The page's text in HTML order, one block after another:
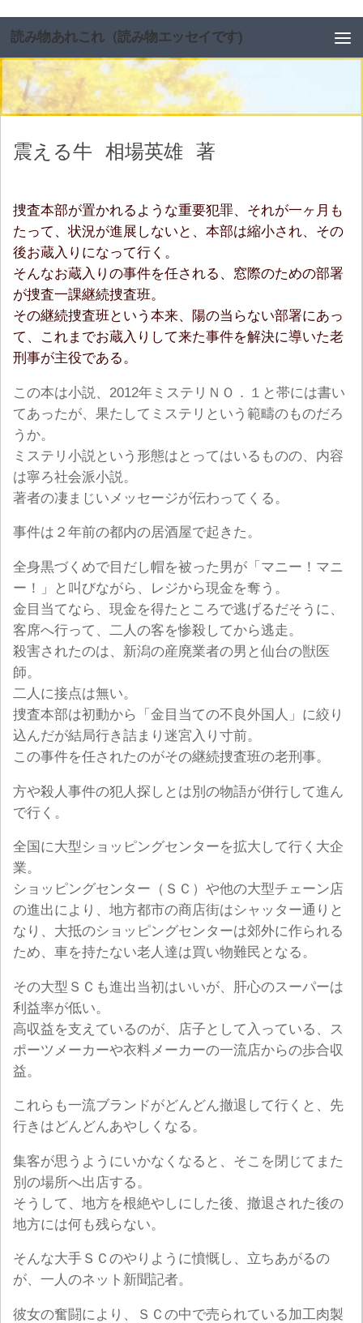
読み物あれこれ（読み物エッセイです)
震える牛 相場英雄 著
捜査本部が置かれるような重要犯罪、それが一ヶ月も
たって、状況が進展しないと、本部は縮小され、その
後お蔵入りになって行く。
そんなお蔵入りの事件を任される、窓際のための部署
が捜査一課継続捜査班。
その継続捜査班という本来、陽の当らない部署にあっ
て、これまでお蔵入りして来た事件を解決に導いた老
刑事が主役である。
この本は小説、2012年ミステリＮＯ．１と帯には書い
てあったが、果たしてミステリという範疇のものだろ
うか。
ミステリ小説という形態はとってはいるものの、内容
は寧ろ社会派小説。
著者の凄まじいメッセージが伝わってくる。
事件は２年前の都内の居酒屋で起きた。
全身黒づくめで目だし帽を被った男が「マニー！マニ
ー！」と叫びながら、レジから現金を奪う。
金目当てなら、現金を得たところで逃げるだそうに、
客席へ行って、二人の客を惨殺してから逃走。
殺害されたのは、新潟の産廃業者の男と仙台の獣医
師。
二人に接点は無い。
捜査本部は初動から「金目当ての不良外国人」に絞り
込んだが結局行き詰まり迷宮入り寸前。
この事件を任されたのがその継続捜査班の老刑事。
方や殺人事件の犯人探しとは別の物語が併行して進ん
で行く。
全国に大型ショッピングセンターを拡大して行く大企
業。
ショッピングセンター（ＳＣ）や他の大型チェーン店
の進出により、地方都市の商店街はシャッター通りと
なり、大抵のショッピングセンターは郊外に作られる
ため、車を持たない老人達は買い物難民となる。
その大型ＳＣも進出当初はいいが、肝心のスーパーは
利益率が低い。
高収益を支えているのが、店子として入っている、ス
ポーツメーカーや衣料メーカーの一流店からの歩合収
益。
これらも一流ブランドがどんどん撤退して行くと、先
行きはどんどんあやしくなる。
集客が思うようにいかなくなると、そこを閉じてまた
別の場所へ出店する。
そうして、地方を根絶やしにした後、撤退された後の
地方には何も残らない。
そんな大手ＳＣのやりように憤慨し、立ちあがるの
が、一人のネット新聞記者。
彼女の奮闘により、ＳＣの中で売られている加工肉製